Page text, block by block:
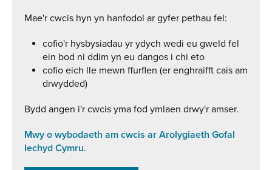
Mae'r cwcis hyn yn hanfodol ar gyfer pethau fel:
cofio'r hysbysiadau yr ydych wedi eu gweld fel
ein bod ni ddim yn eu dangos i chi eto
cofio eich lle mewn ffurflen (er enghraifft cais am
drwydded)
Bydd angen i'r cwcis yma fod ymlaen drwy'r amser.
Mwy o wybodaeth am cwcis ar Arolygiaeth Gofal
Iechyd Cymru.